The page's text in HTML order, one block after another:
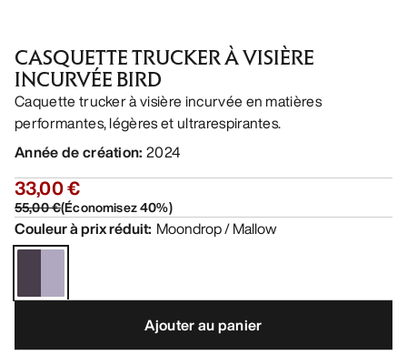
CASQUETTE TRUCKER À VISIÈRE
INCURVÉE BIRD
Caquette trucker à visière incurvée en matières
performantes, légères et ultrarespirantes.
Année de création: 2024
33,00 €
55,00 €(Économisez40%)
Couleur à prix réduit: Moondrop / Mallow
Ajouter au panier